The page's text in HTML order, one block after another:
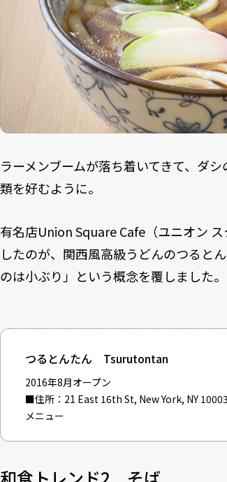
ラーメンブームが落ち着いてきて、ダ
類を好むように。
有名店Union Square Cafe（ユニオン
したのが、関西風高級うどんのつると
のは小ぶり」という概念を覆しました。
つるとんたん Tsurutontan
2016年8月オープン
■住所：21 East 16th St, New York, NY 10003
メニュー